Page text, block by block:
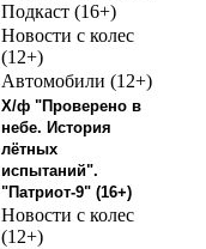
Подкаст (16+)
Новости с колес
(12+)
Автомобили (12+)
Х/ф "Проверено в
небе. История
лётных
испытаний".
"Патриот-9" (16+)
Новости с колес
(12+)